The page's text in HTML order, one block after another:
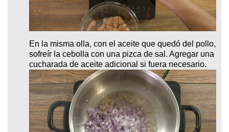
En la misma olla, con el aceite que quedó del pollo,
sofreír la cebolla con una pizca de sal. Agregar una
cucharada de aceite adicional si fuera necesario.